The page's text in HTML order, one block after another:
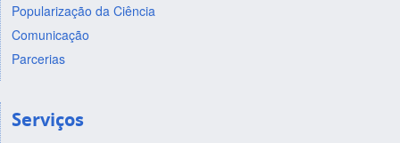
Popularização da Ciência
Comunicação
Parcerias
Serviços